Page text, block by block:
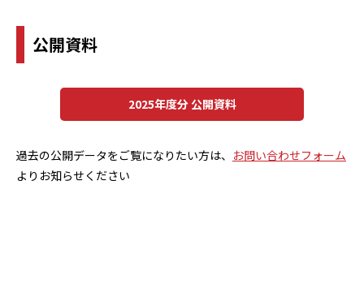
公開資料
2025年度分 公開資料
過去の公開データをご覧になりたい方は、 お問い合わせフォーム
よりお知らせください